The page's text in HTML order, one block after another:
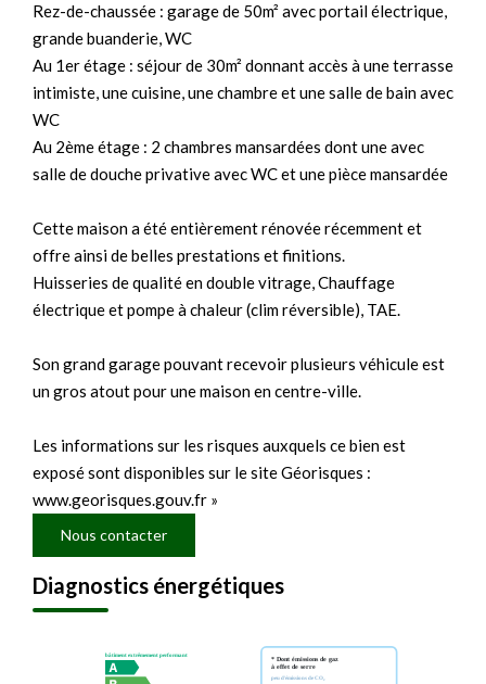
Rez-de-chaussée : garage de 50m² avec portail électrique,
grande buanderie, WC
Au 1er étage : séjour de 30m² donnant accès à une terrasse
intimiste, une cuisine, une chambre et une salle de bain avec
WC
Au 2ème étage : 2 chambres mansardées dont une avec
salle de douche privative avec WC et une pièce mansardée
Cette maison a été entièrement rénovée récemment et
offre ainsi de belles prestations et finitions.
Huisseries de qualité en double vitrage, Chauffage
électrique et pompe à chaleur (clim réversible), TAE.
Son grand garage pouvant recevoir plusieurs véhicule est
un gros atout pour une maison en centre-ville.
Les informations sur les risques auxquels ce bien est
exposé sont disponibles sur le site Géorisques :
www.georisques.gouv.fr »
Nous contacter
Diagnostics énergétiques